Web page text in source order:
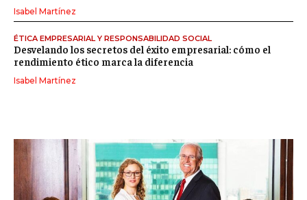
Isabel Martínez
ÉTICA EMPRESARIAL Y RESPONSABILIDAD SOCIAL
Desvelando los secretos del éxito empresarial: cómo el
rendimiento ético marca la diferencia
Isabel Martínez